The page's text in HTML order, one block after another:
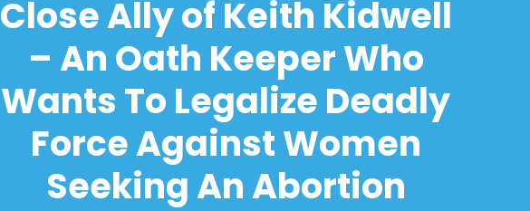
Close Ally of Keith Kidwell
– An Oath Keeper Who
Wants To Legalize Deadly
Force Against Women
Seeking An Abortion